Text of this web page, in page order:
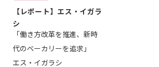
【レポート】エス・イガラ
シ
「働き方改革を推進、新時
代のベーカリーを追求」
エス・イガラシ